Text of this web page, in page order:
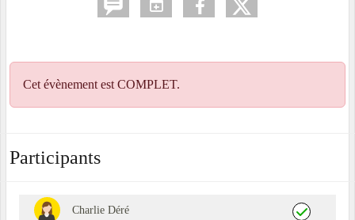
Cet évènement est COMPLET.
Participants
Charlie Déré